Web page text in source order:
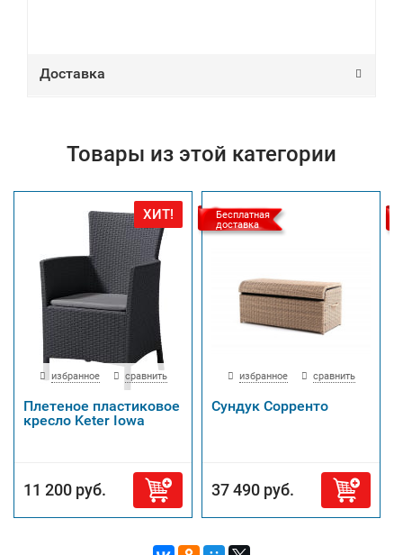
Доставка
Товары из этой категории
ХИТ!
избранное сравнить
Плетеное пластиковое
кресло Keter Iowa
11 200 руб.
Бесплатная
доставка
избранное сравнить
Сундук Сорренто
37 490 руб.